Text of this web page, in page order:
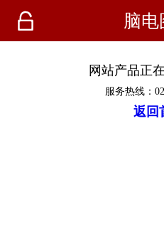
 脑电
网站产品正
服务热线：
返回